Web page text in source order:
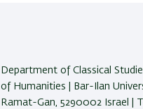
Department of Classical
of Humanities | Bar-Ilan
Ramat-Gan, 5290002 Israel |